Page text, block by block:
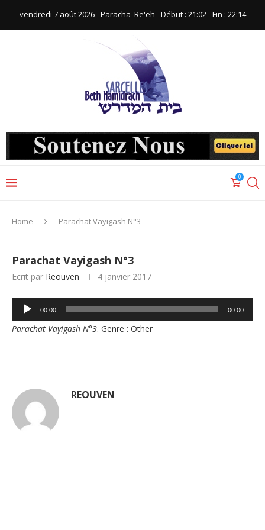
vendredi 7 août 2026 - Paracha ‪ Re'eh‬ - Début : 21:02‬ - Fin : ‪22:14‬
0
Home Parachat Vayigash N°3
Parachat Vayigash N°3
Ecrit par Reouven 4 janvier 2017
Lecteur
audio
00:00 00:00
Parachat Vayigash N°3. Genre : Other
REOUVEN